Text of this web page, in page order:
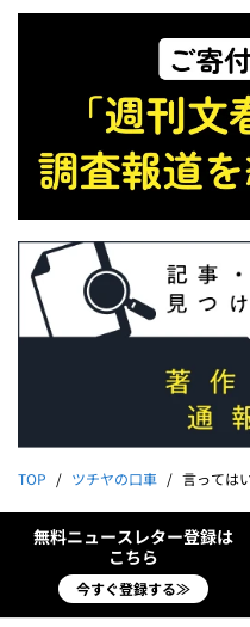
TOP ツチヤの口車 言っては
無料ニュースレター登録は
こちら
今すぐ登録する≫